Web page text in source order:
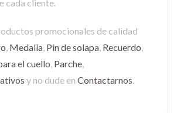
cada cliente.
promocionales de calidad
Medalla Pin de solapa Recuerdo
el cuello Parche
y no dude en Contactarnos